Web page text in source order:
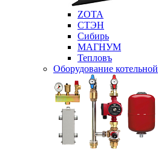
ZOTA
СТЭН
Сибирь
МАГНУМ
Тепловъ
Оборудование котельной